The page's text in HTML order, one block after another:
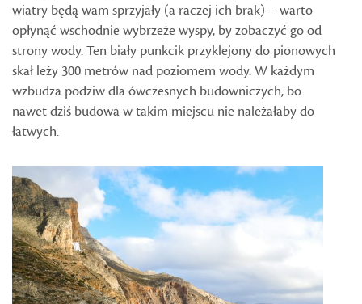
wiatry będą wam sprzyjały (a raczej ich brak) – warto
opłynąć wschodnie wybrzeże wyspy, by zobaczyć go od
strony wody. Ten biały punkcik przyklejony do pionowych
skał leży 300 metrów nad poziomem wody. W każdym
wzbudza podziw dla ówczesnych budowniczych, bo
nawet dziś budowa w takim miejscu nie należałaby do
łatwych.